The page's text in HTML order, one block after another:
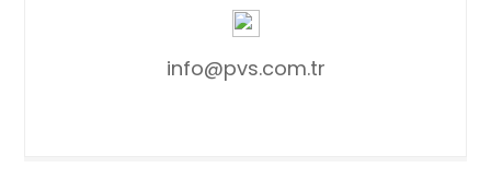
info@pvs.com.tr